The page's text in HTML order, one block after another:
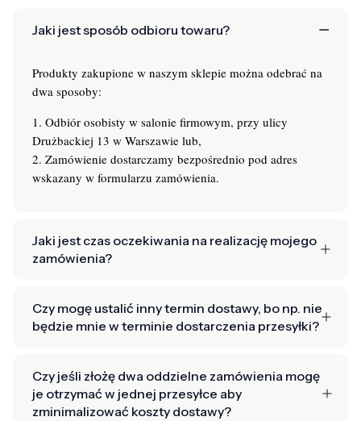
Jaki jest sposób odbioru towaru?
Produkty zakupione w naszym sklepie można odebrać na
dwa sposoby:
1. Odbiór osobisty w salonie firmowym, przy ulicy
Drużbackiej 13 w Warszawie lub,
2. Zamówienie dostarczamy bezpośrednio pod adres
wskazany w formularzu zamówienia.
Jaki jest czas oczekiwania na realizację mojego
zamówienia?
Czy mogę ustalić inny termin dostawy, bo np. nie
będzie mnie w terminie dostarczenia przesyłki?
Czy jeśli złożę dwa oddzielne zamówienia mogę
je otrzymać w jednej przesyłce aby
zminimalizować koszty dostawy?